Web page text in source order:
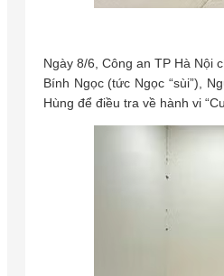
Ngày 8/6, Công an TP Hà Nội
Bính Ngọc (tức Ngọc “sùi”),
Hùng để điều tra về hành vi